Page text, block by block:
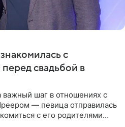
с
свадьбой в
шаг в отношениях с
— певица отправилась
с его родителями